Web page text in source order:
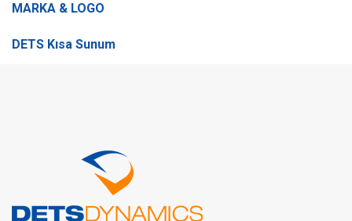
MARKA & LOGO
DETS Kısa Sunum